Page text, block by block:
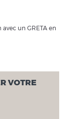
un GRETA en
VOTRE